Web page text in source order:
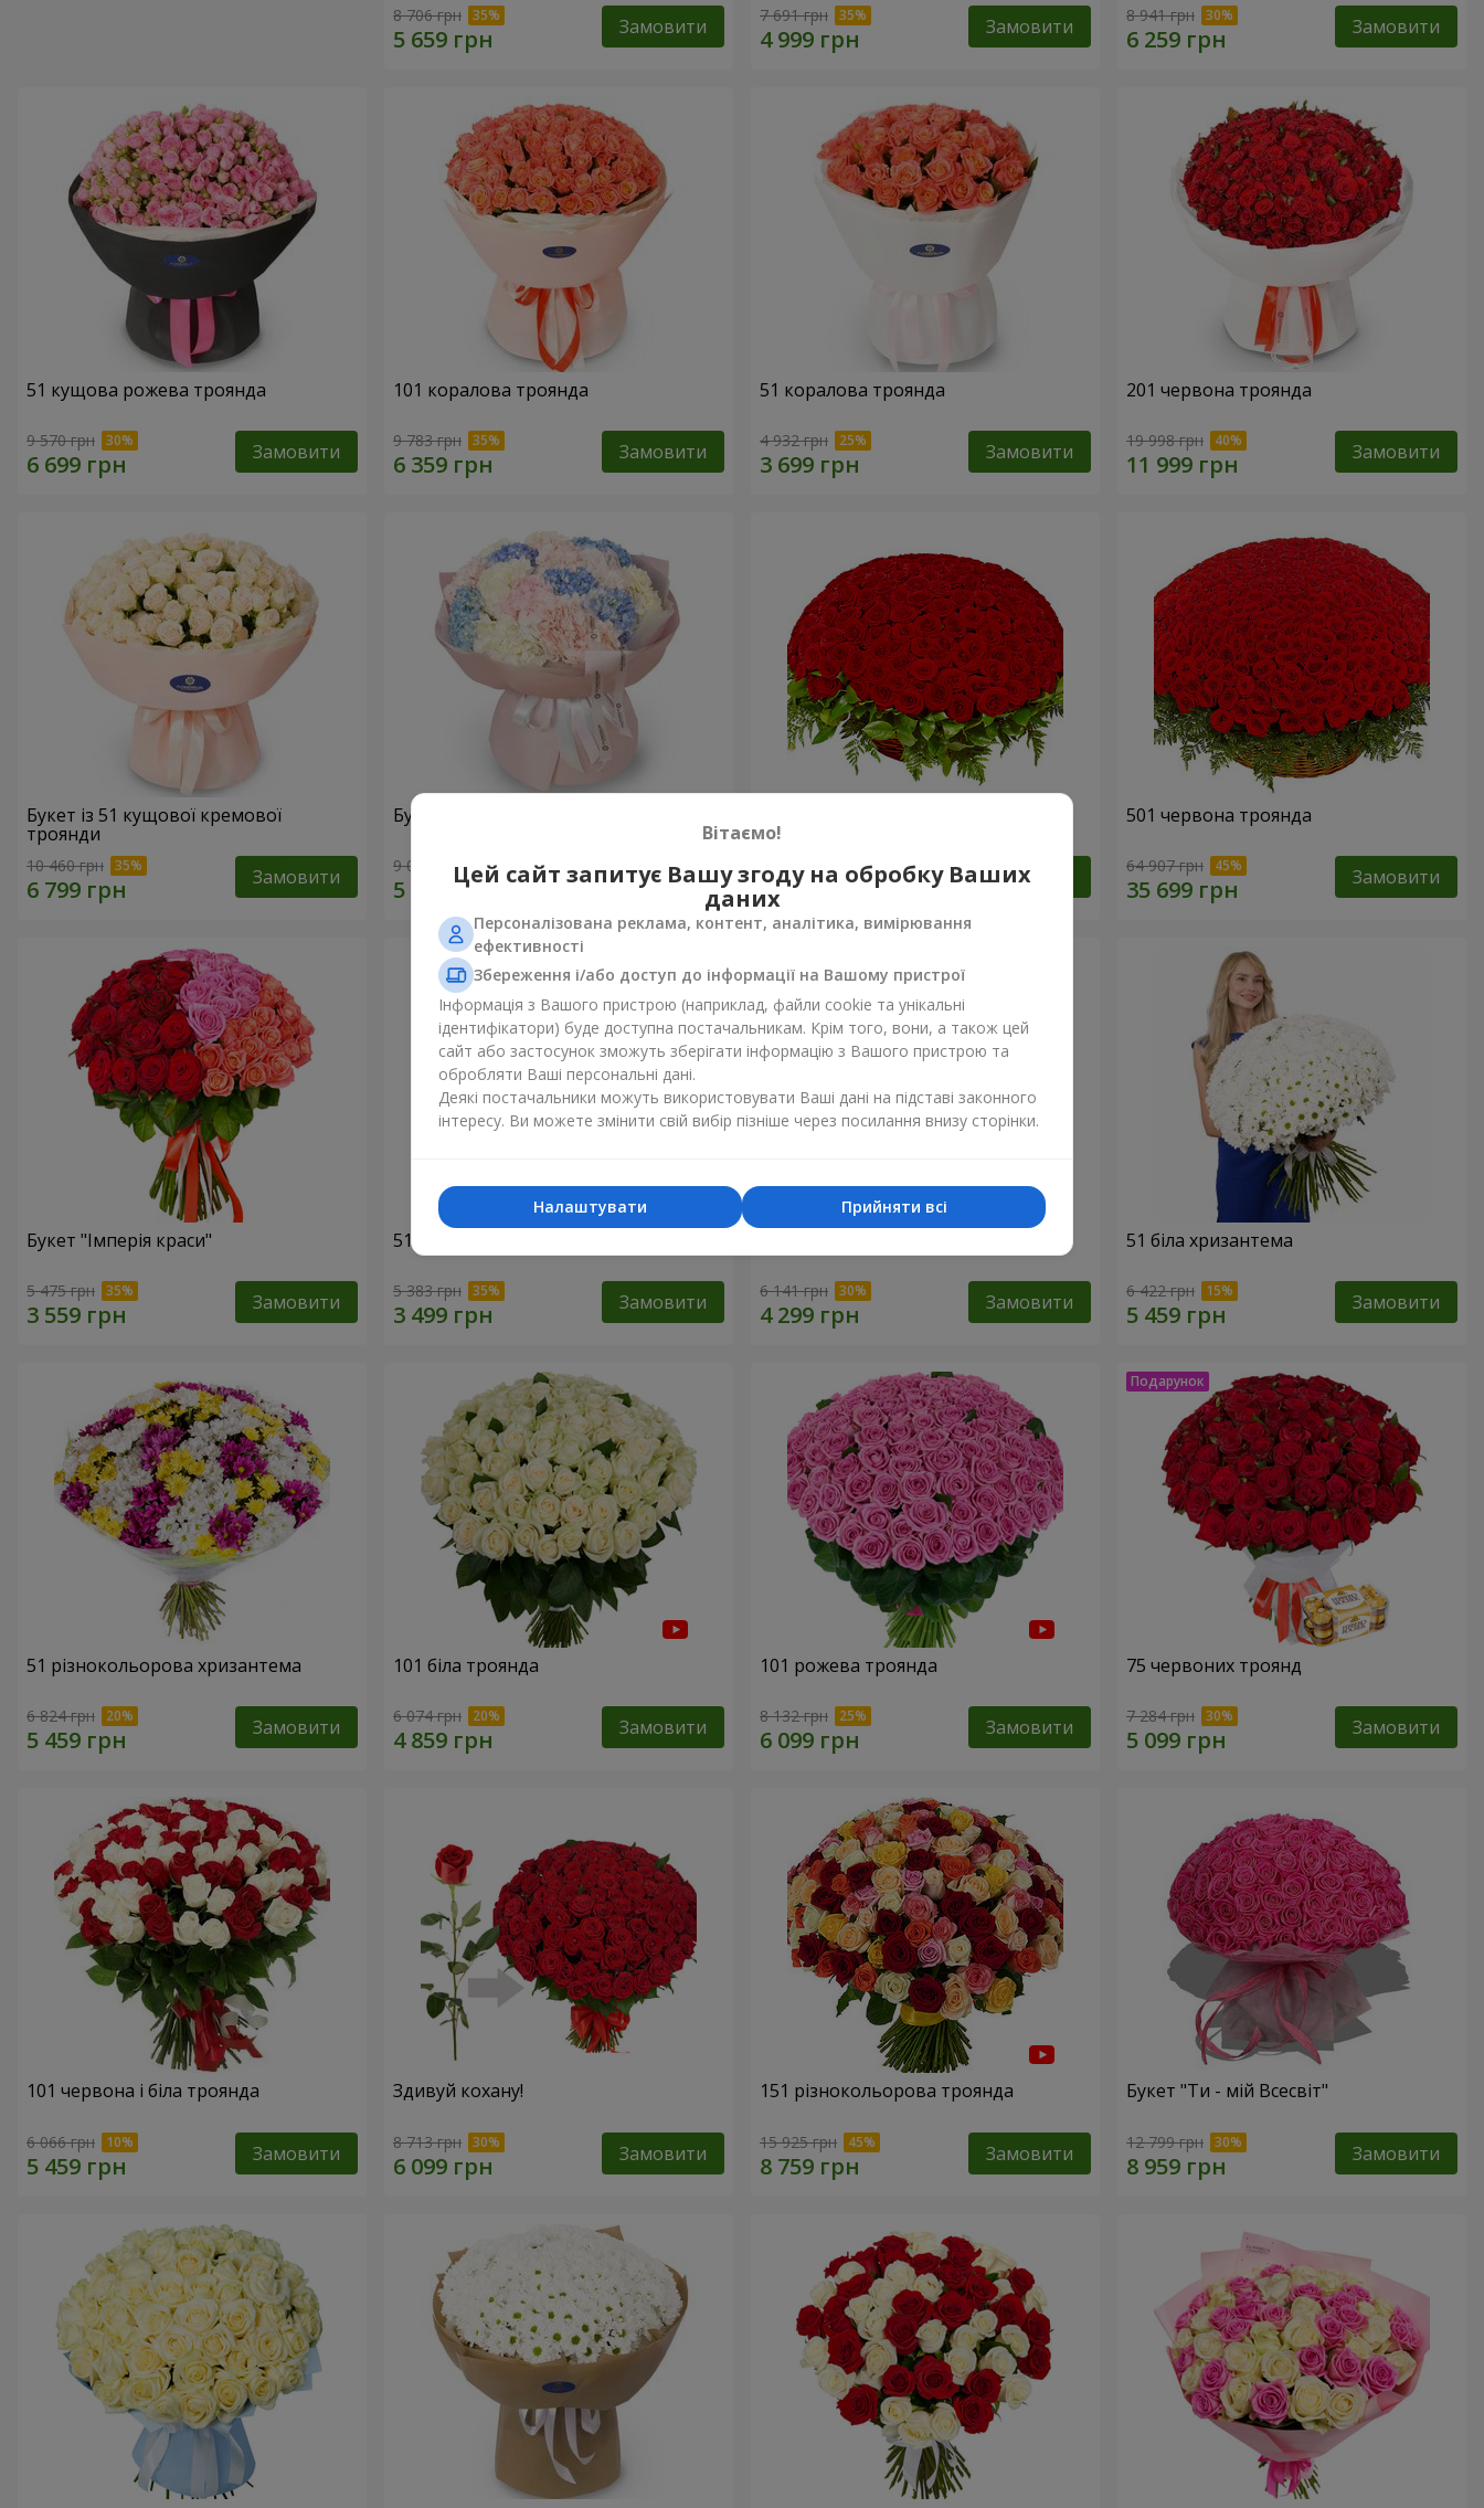
8 706 грн Замовити 7 691 грн Замовити 8 941 грн Замовити
51 кущова рожева троянда
9 570 грн Замовити
101 коралова троянда
9 783 грн Замовити
51 коралова троянда
4 932 грн Замовити
201 червона троянда
19 998 грн Замовити
Букет із 51 кущової кремової
троянди
10 460 грн Замовити
Букет "Ніжна хмаринка"
9 014 грн Замовити 27 427 грн Замовити
501 червона троянда
64 907 грн Замовити
Букет "Імперія краси"
5 475 грн Замовити
51 рожева троянда
5 383 грн Замовити 6 141 грн Замовити
51 біла хризантема
6 422 грн Замовити
51 різнокольорова хризантема
6 824 грн Замовити
101 біла троянда
6 074 грн Замовити
101 рожева троянда
8 132 грн Замовити
75 червоних троянд
7 284 грн Замовити
101 червона і біла троянда
6 066 грн Замовити
Здивуй кохану!
8 713 грн Замовити
151 різнокольорова троянда
15 925 грн Замовити
Букет "Ти - мій Всесвіт"
12 799 грн Замовити
Вітаємо!
Цей сайт запитує Вашу згоду на обробку Ваших
даних
Персоналізована реклама, контент, аналітика, вимірювання
ефективності
Збереження і/або доступ до інформації на Вашому пристрої
Інформація з Вашого пристрою (наприклад, файли cookie та унікальні
ідентифікатори) буде доступна постачальникам. Крім того, вони, а також цей
сайт або застосунок зможуть зберігати інформацію з Вашого пристрою та
обробляти Ваші персональні дані.
Деякі постачальники можуть використовувати Ваші дані на підставі законного
інтересу. Ви можете змінити свій вибір пізніше через посилання внизу сторінки.
Прийняти всі
Налаштувати